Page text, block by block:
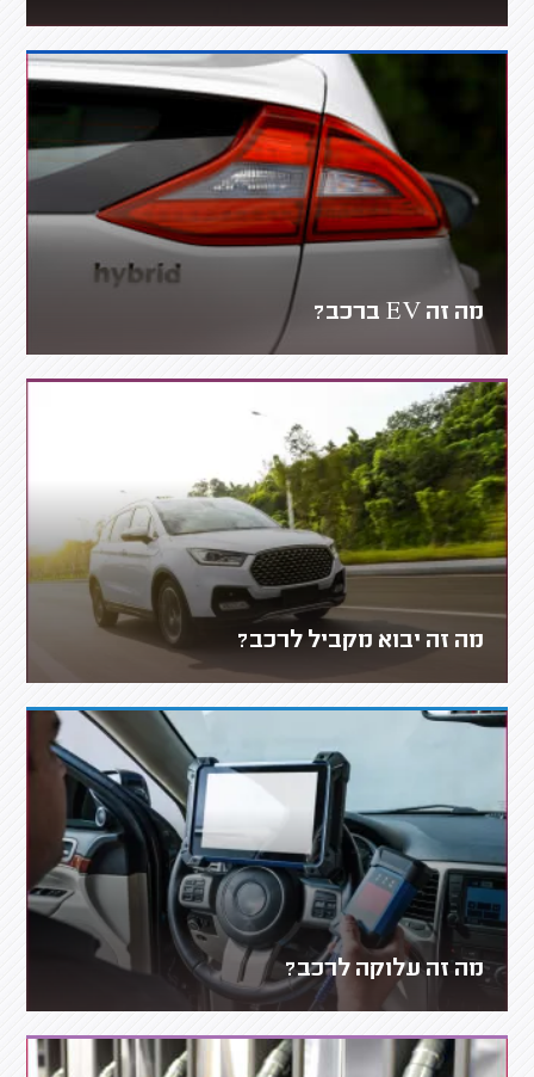
מה זה EV ברכב?
מה זה יבוא מקביל לרכב?
מה זה עלוקה לרכב?